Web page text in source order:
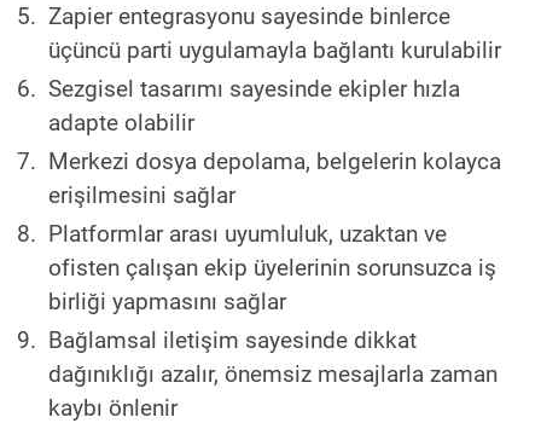
Zapier entegrasyonu sayesinde binlerce
üçüncü parti uygulamayla bağlantı kurulabilir
Sezgisel tasarımı sayesinde ekipler hızla
adapte olabilir
Merkezi dosya depolama, belgelerin kolayca
erişilmesini sağlar
Platformlar arası uyumluluk, uzaktan ve
ofisten çalışan ekip üyelerinin sorunsuzca iş
birliği yapmasını sağlar
Bağlamsal iletişim sayesinde dikkat
dağınıklığı azalır, önemsiz mesajlarla zaman
kaybı önlenir